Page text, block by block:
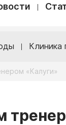
Клиника
«Калуги»